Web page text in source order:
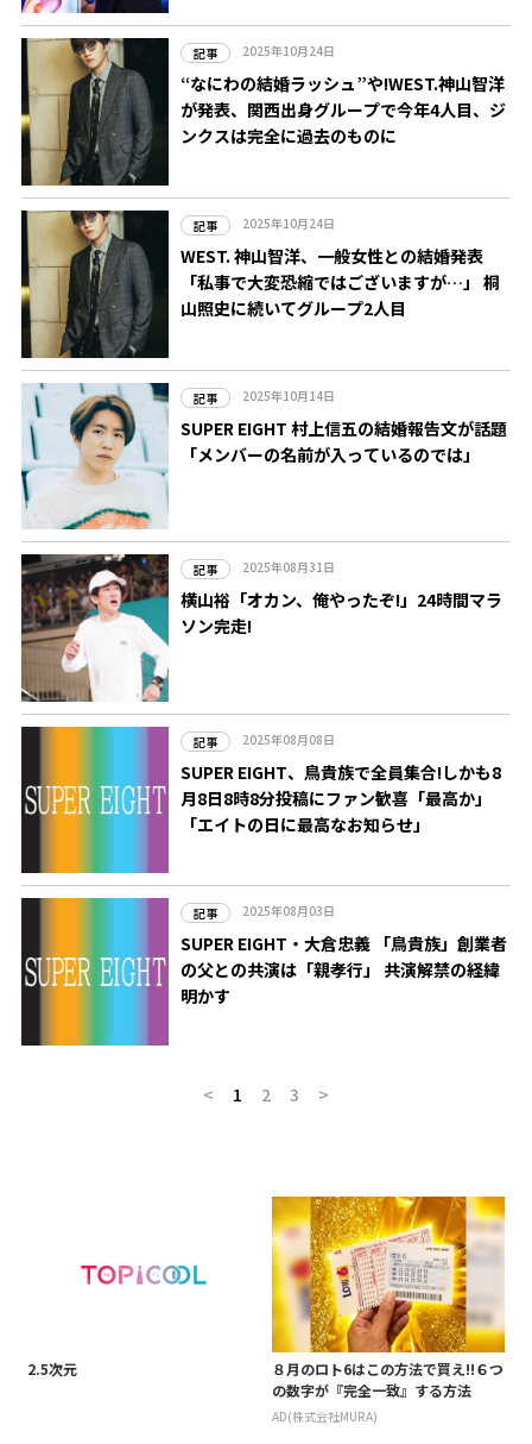
記事 2025年10月24日
“なにわの結婚ラッシュ”や!WEST.神山智洋
が発表、関西出身グループで今年4人目、ジ
ンクスは完全に過去のものに
記事 2025年10月24日
WEST. 神山智洋、一般女性との結婚発表
「私事で大変恐縮ではございますが…」 桐
山照史に続いてグループ2人目
記事 2025年10月14日
SUPER EIGHT 村上信五の結婚報告文が話題
「メンバーの名前が入っているのでは」
記事 2025年08月31日
横山裕「オカン、俺やったぞ!」24時間マラ
ソン完走!
記事 2025年08月08日
SUPER EIGHT、鳥貴族で全員集合!しかも8
月8日8時8分投稿にファン歓喜「最高か」
「エイトの日に最高なお知らせ」
記事 2025年08月03日
SUPER EIGHT・大倉忠義 「鳥貴族」創業者
の父との共演は「親孝行」 共演解禁の経緯
明かす
< 1 2 3 >
2.5次元
８月のロト6はこの方法で買え!!６つ
の数字が『完全一致』する方法
AD(株式会社MURA)